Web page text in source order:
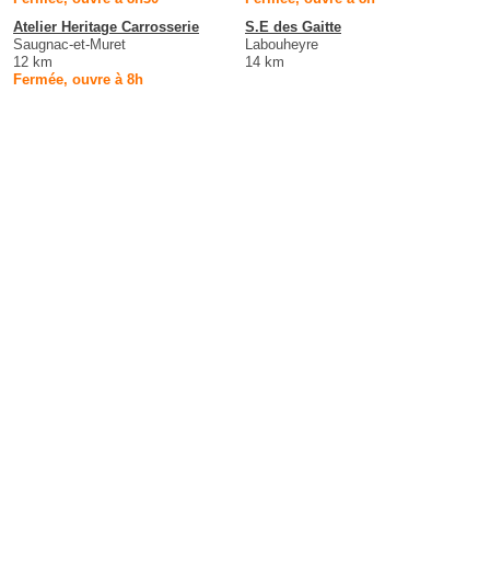
Atelier Heritage Carrosserie
Saugnac-et-Muret
12 km
Fermée, ouvre à 8h
S.E des Gaitte
Labouheyre
14 km